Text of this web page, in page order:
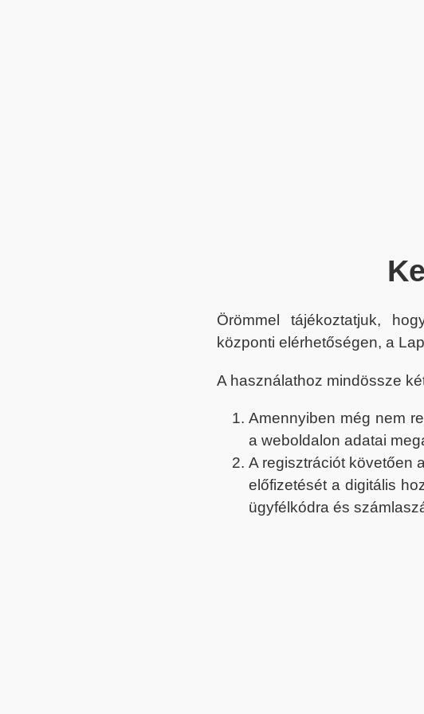
Örömmel tájékoztatjuk,
központi elérhetőségen, a
A használathoz mindössze
Amennyiben még nem
a weboldalon adatai
A regisztrációt követően
előfizetését a digitális
ügyfélkódra és